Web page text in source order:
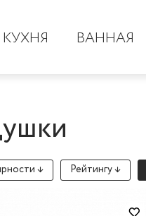
КУХНЯ ВАННАЯ
↓ Рейтингу ↓